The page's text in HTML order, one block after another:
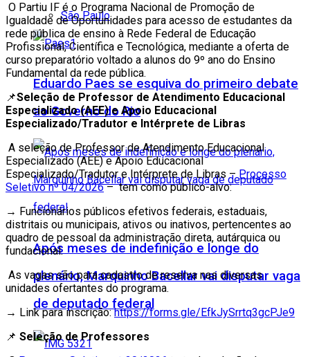
São Paulo
Eduardo Paes se esquiva do primeiro debate
ao Governo do Rio
Após meses de indefinição e longe do
plenário, Marquinho Bacellar vai disputar vaga
de deputado federal
O Partiu IF é o Programa Nacional de Promoção de
Igualdade de Oportunidades para acesso de estudantes da
rede pública de ensino à Rede Federal de Educação
Profissional, Científica e Tecnológica, mediante a oferta de
curso preparatório voltado a alunos do 9º ano do Ensino
Fundamental da rede pública.
📌Seleção de Professor de Atendimento Educacional
Especializado (AEE) e Apoio Educacional
Especializado/Tradutor e Intérprete de Libras
A seleção de Professor de Atendimento Educacional
Especializado (AEE) e Apoio Educacional
Especializado/Tradutor e Intérprete de Libras –Processo
Seletivo nº 04/2026– tem como público-alvo:
→ Funcionários públicos efetivos federais, estaduais,
distritais ou municipais, ativos ou inativos, pertencentes ao
quadro de pessoal da administração direta, autárquica ou
fundacional.
As vagas são para cadastro de reserva nas diversas
unidades ofertantes do programa.
→ Link para inscrição:https://forms.gle/EfkJySrrtq3gcPJe9
📌 Seleção de Professores